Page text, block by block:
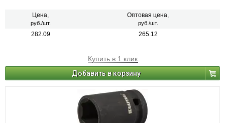
Цена,
руб./шт.
Оптовая цена,
руб./шт.
282.09 265.12
Купить в 1 клик
Добавить в корзину